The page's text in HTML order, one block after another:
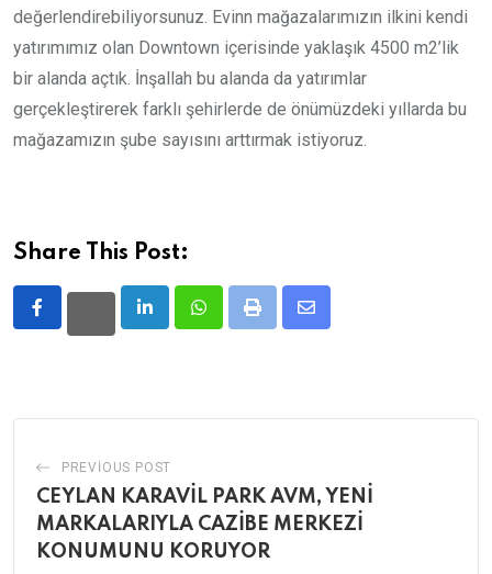
değerlendirebiliyorsunuz. Evinn mağazalarımızın ilkini kendi
yatırımımız olan Downtown içerisinde yaklaşık 4500 m2’lik
bir alanda açtık. İnşallah bu alanda da yatırımlar
gerçekleştirerek farklı şehirlerde de önümüzdeki yıllarda bu
mağazamızın şube sayısını arttırmak istiyoruz.
Share This Post:
LinkedInWhatsappPrint
Share
PREVIOUS POST
CEYLAN KARAVİL PARK AVM, YENİ
MARKALARIYLA CAZİBE MERKEZİ
KONUMUNU KORUYOR